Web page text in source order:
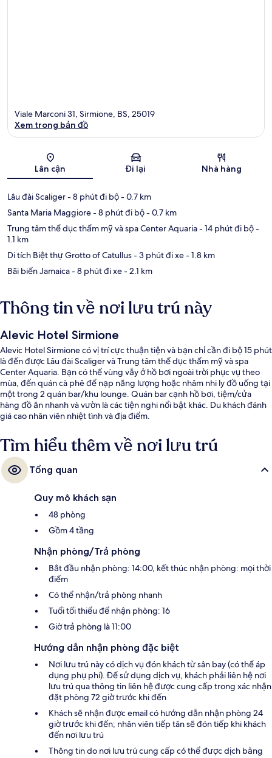
Bản đồ
Viale Marconi 31, Sirmione, BS, 25019
Xem trong bản đồ
Lân cận Đi lại Nhà hàng
Lâu đài Scaliger- 8 phút đi bộ- 0.7 km
Santa Maria Maggiore- 8 phút đi bộ- 0.7 km
Trung tâm thể dục thẩm mỹ và spa Center Aquaria- 14 phút đi bộ-
1.1 km
Di tích Biệt thự Grotto of Catullus- 3 phút đi xe- 1.8 km
Bãi biển Jamaica- 8 phút đi xe- 2.1 km
Thông tin về nơi lưu trú này
Alevic Hotel Sirmione
Alevic Hotel Sirmione có vị trí cực thuận tiện và bạn chỉ cần đi bộ 15 phút
là đến được Lâu đài Scaliger và Trung tâm thể dục thẩm mỹ và spa
Center Aquaria. Bạn có thể vùng vẫy ở hồ bơi ngoài trời phục vụ theo
mùa, đến quán cà phê để nạp năng lượng hoặc nhâm nhi ly đồ uống tại
một trong 2 quán bar/khu lounge. Quán bar cạnh hồ bơi, tiệm/cửa
hàng đồ ăn nhanh và vườn là các tiện nghi nổi bật khác. Du khách đánh
giá cao nhân viên nhiệt tình và địa điểm.
Tìm hiểu thêm về nơi lưu trú
Tổng quan
Quy mô khách sạn
48 phòng
Gồm 4 tầng
Nhận phòng/Trả phòng
Bắt đầu nhận phòng: 14:00, kết thúc nhận phòng: mọi thời
điểm
Có thể nhận/trả phòng nhanh
Tuổi tối thiểu để nhận phòng: 16
Giờ trả phòng là 11:00
Hướng dẫn nhận phòng đặc biệt
Nơi lưu trú này có dịch vụ đón khách từ sân bay (có thể áp
dụng phụ phí). Để sử dụng dịch vụ, khách phải liên hệ nơi
lưu trú qua thông tin liên hệ được cung cấp trong xác nhận
đặt phòng 72 giờ trước khi đến
Khách sẽ nhận được email có hướng dẫn nhận phòng 24
giờ trước khi đến; nhân viên tiếp tân sẽ đón tiếp khi khách
đến nơi lưu trú
Thông tin do nơi lưu trú cung cấp có thể được dịch bằng